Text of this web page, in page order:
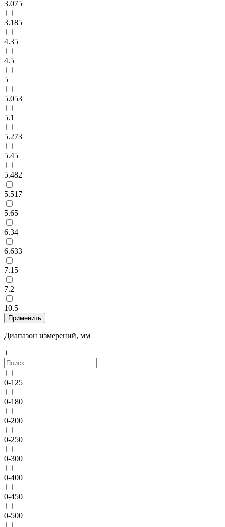
3.075
3.185
4.35
4.5
5
5.053
5.1
5.273
5.45
5.482
5.517
5.65
6.34
6.633
7.15
7.2
10.5
Диапазон измерений, мм
+
0-125
0-180
0-200
0-250
0-300
0-400
0-450
0-500